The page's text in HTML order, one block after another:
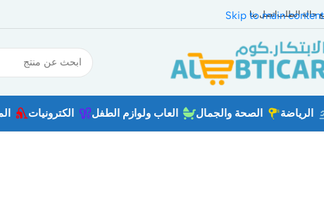
Skip to main content
حالة الطلباتصل بنا
الرياضة الصحة والجمال العاب ولوازم الطفل الكترونيات